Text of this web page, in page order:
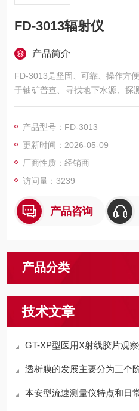
FD-3013辐射仪
产品简介
FD-3013是坚固、可靠、操作方
于轴矿普查、寻找地下水源、探
适用于如核电站、医院、实验室
产品型号：FD-3013
更新时间：2026-05-09
厂商性质：经销商
访问量：3239
产品咨询
产品分类
技术文章
GT-XP型医用X射线胶片观
透析膜的发展主要分为三个
本安型流速测量仪特点和日